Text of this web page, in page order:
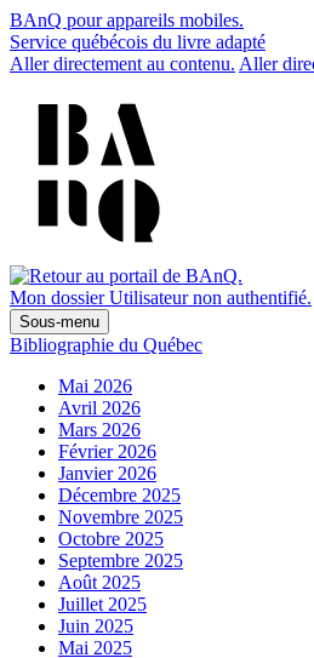
BAnQ pour appareils mobiles.
Service québécois du livre adapté
Aller directement au contenu. Aller
Mon dossier Utilisateur non authentifié.
Sous-menu
Bibliographie du Québec
Mai 2026
Avril 2026
Mars 2026
Février 2026
Janvier 2026
Décembre 2025
Novembre 2025
Octobre 2025
Septembre 2025
Août 2025
Juillet 2025
Juin 2025
Mai 2025